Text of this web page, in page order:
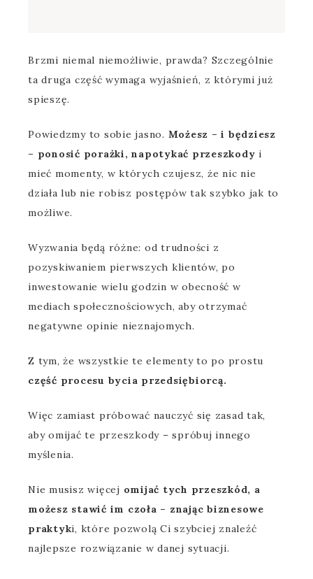
Brzmi niemal niemożliwie, prawda? Szczególnie
ta druga część wymaga wyjaśnień, z którymi już
spieszę.
Powiedzmy to sobie jasno. Możesz – i będziesz
– ponosić porażki, napotykać przeszkody i
mieć momenty, w których czujesz, że nic nie
działa lub nie robisz postępów tak szybko jak to
możliwe.
Wyzwania będą różne: od trudności z
pozyskiwaniem pierwszych klientów, po
inwestowanie wielu godzin w obecność w
mediach społecznościowych, aby otrzymać
negatywne opinie nieznajomych.
Z tym, że wszystkie te elementy to po prostu
część procesu bycia przedsiębiorcą.
Więc zamiast próbować nauczyć się zasad tak,
aby omijać te przeszkody – spróbuj innego
myślenia.
Nie musisz więcej omijać tych przeszkód, a
możesz stawić im czoła – znając biznesowe
praktyki, które pozwolą Ci szybciej znaleźć
najlepsze rozwiązanie w danej sytuacji.